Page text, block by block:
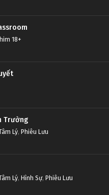
18+
Trường
Lý, Phiêu Lưu
Lý, Hình Sự, Phiêu Lưu